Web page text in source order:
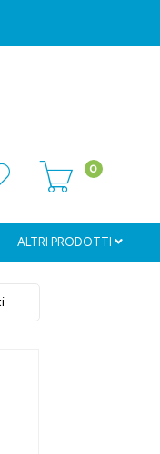
0
ALTRI PRODOTTI